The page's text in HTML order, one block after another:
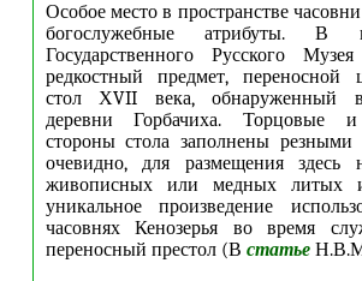
Особое место в пространстве
богослужебные атрибуты. В
Государственного Русского
редкостный предмет, переносной
стол ХVII века, обнаруженный
деревни Горбачиха. Торцовые
стороны стола заполнены резными
очевидно, для размещения здесь
живописных или медных литых
уникальное произведение
часовнях Кенозерья во время
переносный престол (В статье